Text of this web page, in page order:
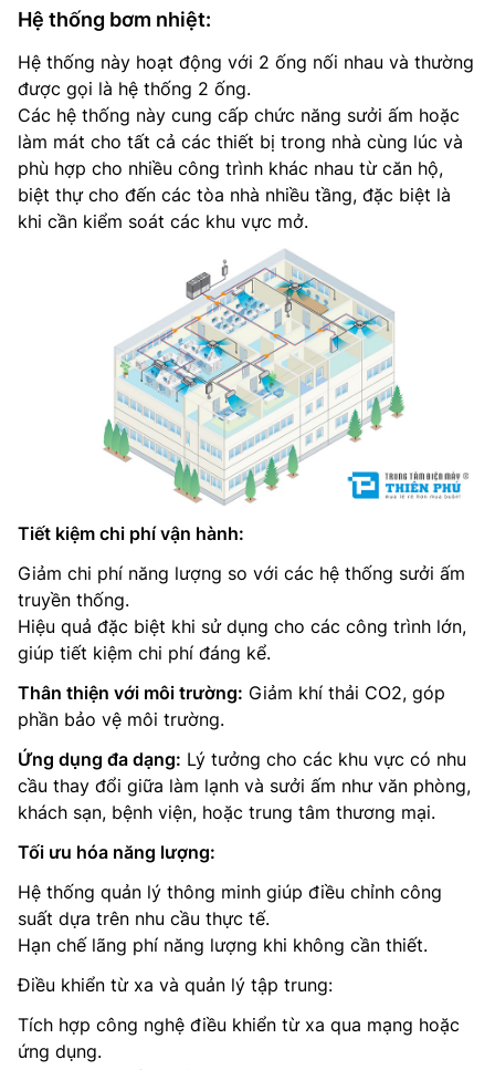
Hệ thống bơm nhiệt:
Hệ thống này hoạt động với 2 ống nối nhau và thường
được gọi là hệ thống 2 ống.
Các hệ thống này cung cấp chức năng sưởi ấm hoặc
làm mát cho tất cả các thiết bị trong nhà cùng lúc và
phù hợp cho nhiều công trình khác nhau từ căn hộ,
biệt thự cho đến các tòa nhà nhiều tầng, đặc biệt là
khi cần kiểm soát các khu vực mở.
Tiết kiệm chi phí vận hành:
Giảm chi phí năng lượng so với các hệ thống sưởi ấm
truyền thống.
Hiệu quả đặc biệt khi sử dụng cho các công trình lớn,
giúp tiết kiệm chi phí đáng kể.
Thân thiện với môi trường: Giảm khí thải CO2, góp
phần bảo vệ môi trường.
Ứng dụng đa dạng: Lý tưởng cho các khu vực có nhu
cầu thay đổi giữa làm lạnh và sưởi ấm như văn phòng,
khách sạn, bệnh viện, hoặc trung tâm thương mại.
Tối ưu hóa năng lượng:
Hệ thống quản lý thông minh giúp điều chỉnh công
suất dựa trên nhu cầu thực tế.
Hạn chế lãng phí năng lượng khi không cần thiết.
Điều khiển từ xa và quản lý tập trung:
Tích hợp công nghệ điều khiển từ xa qua mạng hoặc
ứng dụng.